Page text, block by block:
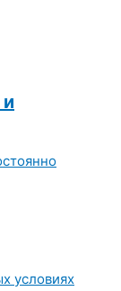
условиях